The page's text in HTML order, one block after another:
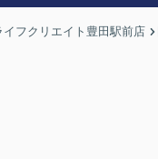
フクリエイト豊田駅前店